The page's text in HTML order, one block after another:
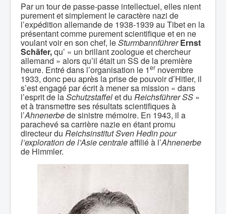
Par un tour de passe-passe intellectuel, elles nient
purement et simplement le caractère nazi de
l’expédition allemande de 1938-1939 au Tibet en la
présentant comme purement scientifique et en ne
voulant voir en son chef, leSturmbannführerErnst
Schäfer,qu’ « un brillant zoologue et chercheur
allemand » alors qu’il était un SS de la première
heure. Entré dans l’organisation le 1er novembre
1933, donc peu après la prise de pouvoir d’Hitler, il
s’est engagé par écrit à mener sa mission « dans
l’esprit de laSchutzstaffelet du Reichsführer SS »
et à transmettre ses résultats scientifiques à
l’Ahnenerbede sinistre mémoire. En 1943, il a
parachevé sa carrière nazie en étant promu
directeur du Reichsinstitut Sven Hedin pour
l’exploration de l’Asie centraleaffilié à l’Ahnenerbe
de Himmler.